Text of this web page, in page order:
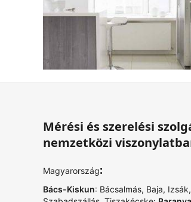
Mérési és szerelési
nemzetközi
Magyarország:
Bács-Kiskun: Bácsalmás, Baja, Izsák,